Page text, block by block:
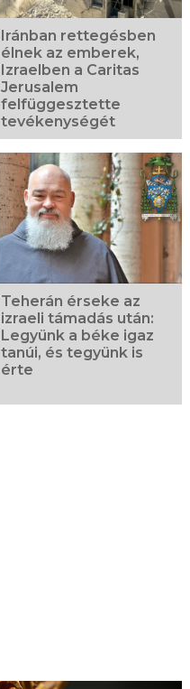
Iránban rettegésben
élnek az emberek,
Izraelben a Caritas
Jerusalem
felfüggesztette
tevékenységét
Teherán érseke az
izraeli támadás után:
Legyünk a béke igaz
tanúi, és tegyünk is
érte